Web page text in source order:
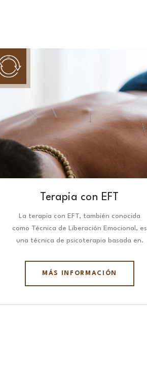
Terapia con EFT
La terapia con EFT, también conocida
como Técnica de Liberación Emocional, es
una técnica de psicoterapia basada en.
MÁS INFORMACIÓN